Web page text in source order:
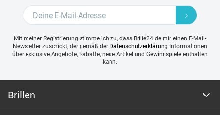
Mit meiner Registrierung stimme ich zu, dass Brille24.de mir einen E-Mail-
Newsletter zuschickt, der gemäß der Datenschutzerklärung Informationen
über exklusive Angebote, Rabatte, neue Artikel und Gewinnspiele enthalten
kann.
Brillen